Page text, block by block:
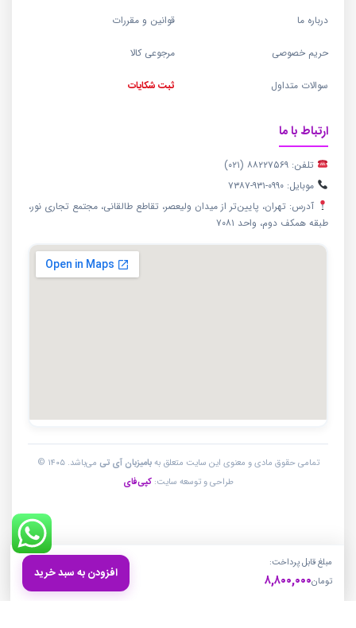
مبلغ قابل پرداخت:
تومان۸,۸۰۰,۰۰۰ افزودن به سبد خرید
درباره ما قوانین و مقررات
حریم خصوصی مرجوعی کالا
سوالات متداول ثبت شکایات
ارتباط با ما
تلفن: ۸۸۲۲۷۵۶۹ (۰۲۱)
موبایل: ۰۹۹۰-۹۳۱-۷۳۸۷
آدرس: تهران، پایین‌تر از میدان ولیعصر، تقاطع طالقانی، مجتمع تجاری نور،
طبقه همکف دوم، واحد ۷۰۸۱
تمامی حقوق مادی و معنوی این سایت متعلق بهبامیزبان آی تی می‌باشد. ۱۴۰۵ ©
طراحی و توسعه سایت:کپی‌فای